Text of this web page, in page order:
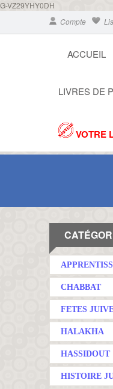
G-VZ29YHY0DH
Compte
ACCUEIL
LIVRES DE
VOTRE
CHABBAT
FETES
HALAKHA
HASSIDOUT
HISTOIRE